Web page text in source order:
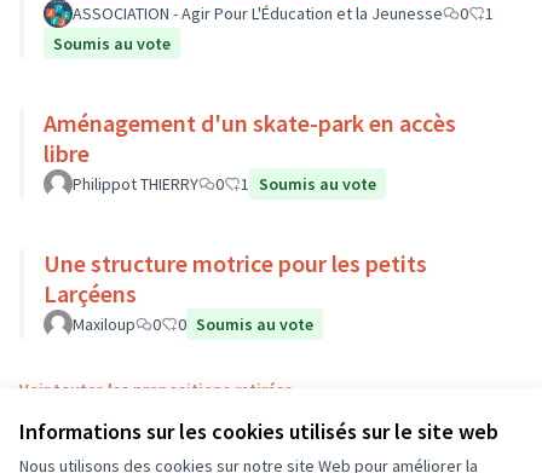
Informations sur les cookies utilisés sur le site web
Nous utilisons des cookies sur notre site Web pour améliorer la
ASSOCIATION - Agir Pour L'Éducation et la Jeunesse 0
1
Soumis au vote
Aménagement d'un skate-park en accès
libre
Philippot THIERRY 0 1 Soumis au vote
Une structure motrice pour les petits
Larçéens
Maxiloup 0 0 Soumis au vote
Voir toutes les propositions retirées